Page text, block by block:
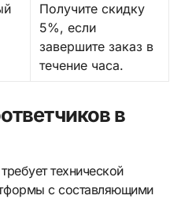
Получите скидку
5%, если
завершите заказ в
течение часа.
в
технической
с составляющими